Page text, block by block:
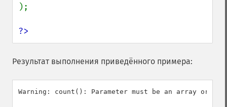
);
?>
Результат выполнения приведённого примера:
Warning: count(): Parameter must be an array or